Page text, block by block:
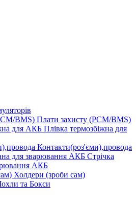
Плати захисту (PCM/BMS)
Плівка термозбіжна для
Контакти(роз'єми),провода
Стрічка
АКБ
Холдери (зроби сам)
та Бокси